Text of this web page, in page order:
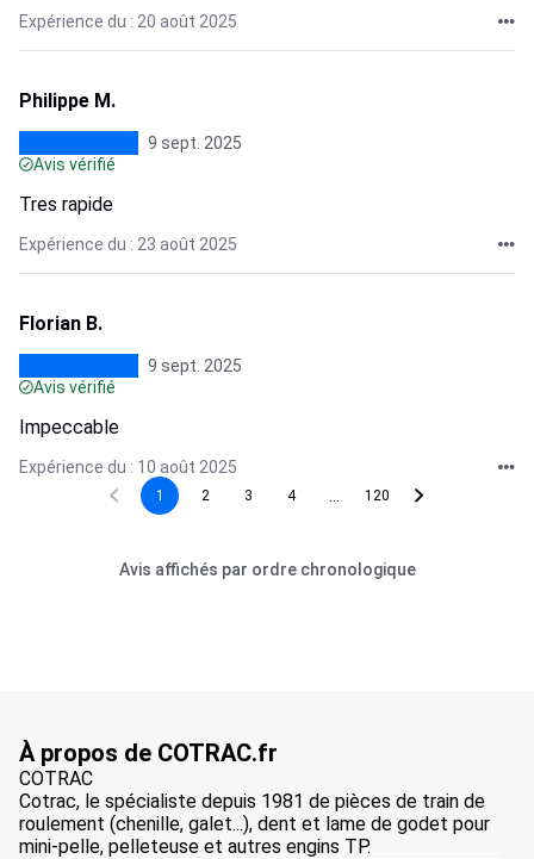
Expérience du : 20 août 2025
Philippe M.
9 sept. 2025
Avis vérifié
Tres rapide
Expérience du : 23 août 2025
Florian B.
9 sept. 2025
Avis vérifié
Impeccable
Expérience du : 10 août 2025
1 2 3 4 120
Avis affichés par ordre chronologique
À propos de COTRAC.fr
COTRAC
Cotrac, le spécialiste depuis 1981 de pièces de train de
roulement (chenille, galet...), dent et lame de godet pour
mini-pelle, pelleteuse et autres engins TP.